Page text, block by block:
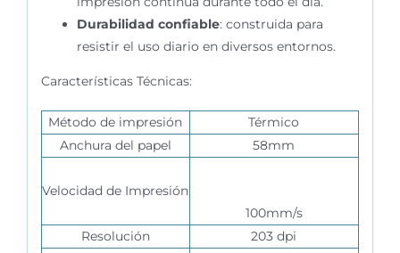
Durabilidad confiable: construida para
resistir el uso diario en diversos entornos.
Características Técnicas:
Método de impresión
Térmico
Anchura del papel
58mm
Velocidad de Impresión
100mm/s
Resolución
203 dpi